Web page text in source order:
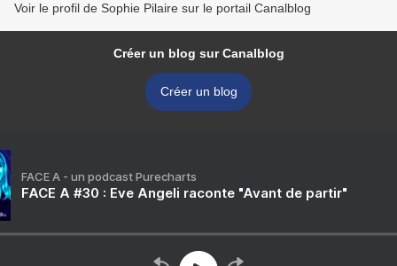
Voir le profil de Sophie Pilaire sur le portail Canalblog
Créer un blog sur Canalblog
Créer un blog
FACE A - un podcast Purecharts
FACE A #30 : Eve Angeli raconte "Avant de partir"